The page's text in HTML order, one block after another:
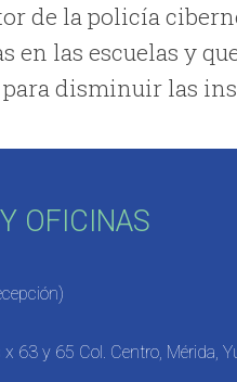
de la policía
en las escuelas y
disminuir las
OFICINAS
63 y 65 Col. Centro, Mérida,